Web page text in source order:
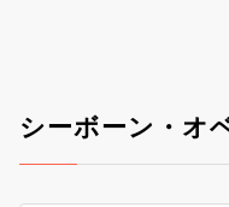
シーボーン・オ